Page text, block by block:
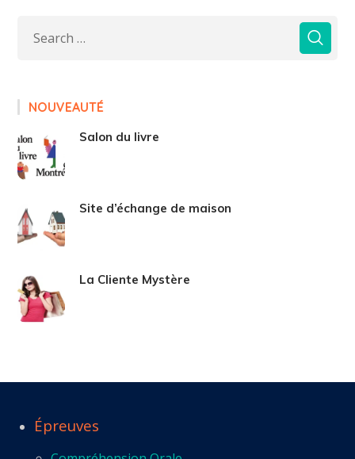
NOUVEAUTÉ
Salon du livre
Site d’échange de maison
La Cliente Mystère
Épreuves